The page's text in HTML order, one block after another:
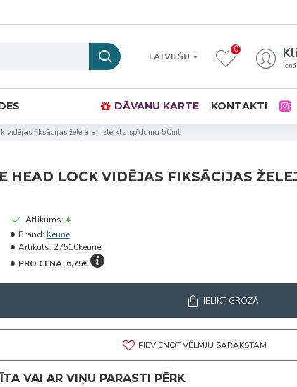
LATVIEŠU
0
DĀVANU KARTE KONTAKTI
vidējas fiksācijas želeja ar izteiktu spīdumu 50ml
HEAD LOCK VIDĒJAS FIKSĀCIJAS
Atlikums: 4
Brand: Keune
Artikuls: 27510keune
PRO CENA: 6,75€
IELIKT GROZĀ
PIEVIENOT VĒLMJU SARAKSTAM
VAI AR VIŅU PARASTI PĒRK